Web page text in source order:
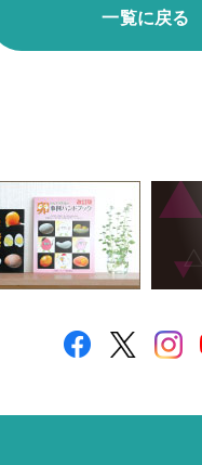
一覧に戻る